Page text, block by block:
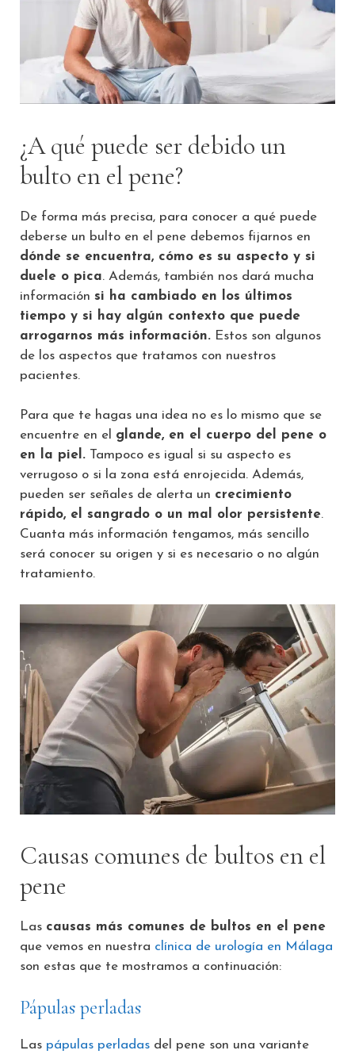
¿A qué puede ser debido un
bulto en el pene?
De forma más precisa, para conocer a qué puede
deberse un bulto en el pene debemos fijarnos en
dónde se encuentra, cómo es su aspecto y si
duele o pica. Además, también nos dará mucha
información si ha cambiado en los últimos
tiempo y si hay algún contexto que puede
arrogarnos más información. Estos son algunos
de los aspectos que tratamos con nuestros
pacientes.
Para que te hagas una idea no es lo mismo que se
encuentre en el glande, en el cuerpo del pene o
en la piel. Tampoco es igual si su aspecto es
verrugoso o si la zona está enrojecida. Además,
pueden ser señales de alerta un crecimiento
rápido, el sangrado o un mal olor persistente.
Cuanta más información tengamos, más sencillo
será conocer su origen y si es necesario o no algún
tratamiento.
Causas comunes de bultos en el
pene
Las causas más comunes de bultos en el pene
que vemos en nuestra clínica de urología en Málaga
son estas que te mostramos a continuación:
Pápulas perladas
Las pápulas perladas del pene son una variante